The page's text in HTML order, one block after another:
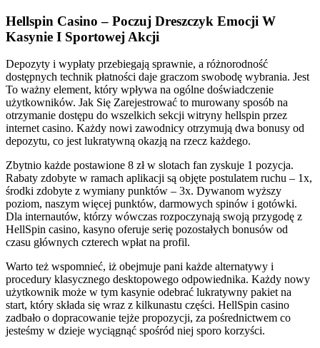
Hellspin Casino – Poczuj Dreszczyk Emocji W
Kasynie I Sportowej Akcji
Depozyty i wypłaty przebiegają sprawnie, a różnorodność
dostępnych technik płatności daje graczom swobodę wybrania. Jest
To ważny element, który wpływa na ogólne doświadczenie
użytkowników. Jak Się Zarejestrować to murowany sposób na
otrzymanie dostępu do wszelkich sekcji witryny hellspin przez
internet casino. Każdy nowi zawodnicy otrzymują dwa bonusy od
depozytu, co jest lukratywną okazją na rzecz każdego.
Zbytnio każde postawione 8 zł w slotach fan zyskuje 1 pozycja.
Rabaty zdobyte w ramach aplikacji są objęte postulatem ruchu – 1x,
środki zdobyte z wymiany punktów – 3x. Dywanom wyższy
poziom, naszym więcej punktów, darmowych spinów i gotówki.
Dla internautów, którzy wówczas rozpoczynają swoją przygodę z
HellSpin casino, kasyno oferuje serię pozostałych bonusów od
czasu głównych czterech wpłat na profil.
Warto też wspomnieć, iż obejmuje pani każde alternatywy i
procedury klasycznego desktopowego odpowiednika. Każdy nowy
użytkownik może w tym kasynie odebrać lukratywny pakiet na
start, który składa się wraz z kilkunastu części. HellSpin casino
zadbało o dopracowanie tejże propozycji, za pośrednictwem co
jesteśmy w dzieje wyciągnąć spośród niej sporo korzyści.